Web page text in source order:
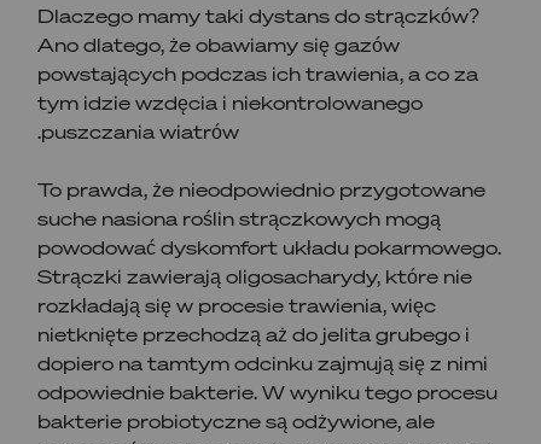
Dlaczego mamy taki dystans do strączków?
Ano dlatego, że obawiamy się gazów
powstających podczas ich trawienia, a co za
tym idzie wzdęcia i niekontrolowanego
puszczania wiatrów.
To prawda, że nieodpowiednio przygotowane
suche nasiona roślin strączkowych mogą
powodować dyskomfort układu pokarmowego.
Strączki zawierają oligosacharydy, które nie
rozkładają się w procesie trawienia, więc
nietknięte przechodzą aż do jelita grubego i
dopiero na tamtym odcinku zajmują się z nimi
odpowiednie bakterie. W wyniku tego procesu
bakterie probiotyczne są odżywione, ale